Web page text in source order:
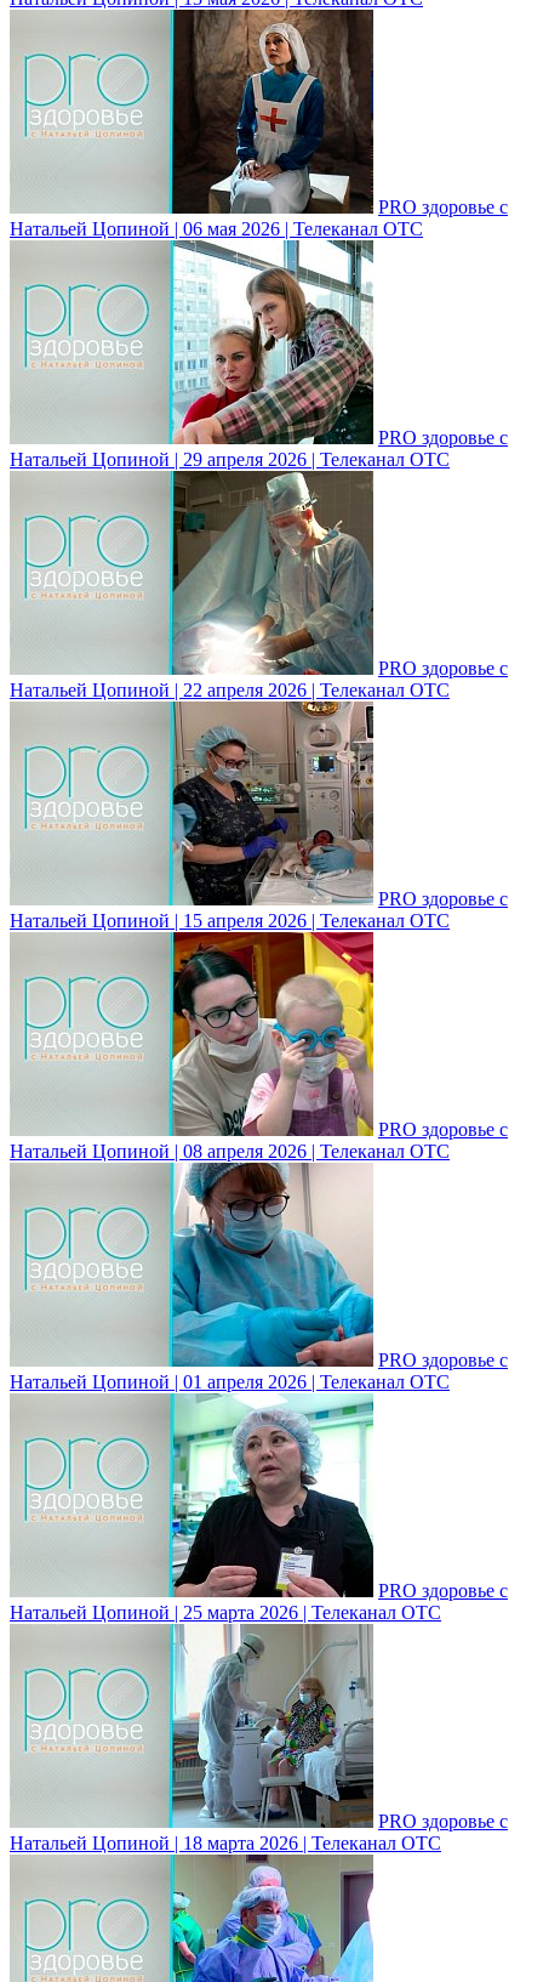
PRO здоровье с
Натальей Цопиной | 06 мая 2026 | Телеканал ОТС
PRO здоровье с
Натальей Цопиной | 29 апреля 2026 | Телеканал ОТС
PRO здоровье с
Натальей Цопиной | 22 апреля 2026 | Телеканал ОТС
PRO здоровье с
Натальей Цопиной | 15 апреля 2026 | Телеканал ОТС
PRO здоровье с
Натальей Цопиной | 08 апреля 2026 | Телеканал ОТС
PRO здоровье с
Натальей Цопиной | 01 апреля 2026 | Телеканал ОТС
PRO здоровье с
Натальей Цопиной | 25 марта 2026 | Телеканал ОТС
PRO здоровье с
Натальей Цопиной | 18 марта 2026 | Телеканал ОТС